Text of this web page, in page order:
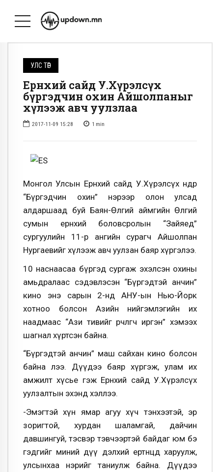
УЛС ТӨР
Ерөнхий сайд У.Хүрэлсүх
бүргэдчин охин Айшолпаныг
хүлээж авч уулзлаа
2017-11-09 15:28 1 min
Монгол Улсын Ерөнхий сайд У.Хүрэлсүх өнөөдөр
“Бүргэдчин охин” нэрээр олон улсад
алдаршаад буй Баян-Өлгий аймгийн Өлгий
сумын ерөнхий боловсролын “Зайяед”
сургуулийн 11-р ангийн сурагч Айшолпан
Нургаевийг хүлээж авч уулзан баяр хүргэлээ.
10 наснаасаа бүргэд сургаж эхэлсэн охины
амьдралаас сэдэвлэсэн “Бүргэдтэй анчин”
кино энэ сарын 2-нд АНУ-ын Нью-Йорк
хотноо болсон Азийн нийгэмлэгийн их
наадмаас “Ази тивийг өөрчлөгч иргэн” хэмээх
шагнал хүртсэн байна.
“Бүргэдтэй анчин” маш сайхан кино болсон
байна лээ. Дүүдээ баяр хүргэж, улам их
амжилт хүсье гэж Ерөнхий сайд У.Хүрэлсүх
уулзалтын эхэнд хэллээ.
-Эмэгтэй хүн ямар агуу хүч тэнхээтэй, эр
зоригтой, хурдан шаламгай, дайчин
давшингуй, тэсвэр тэвчээртэй байдаг юм бэ
гэдгийг миний дүү дэлхий ертөнцөд харуулж,
улсынхаа нэрийг таниулж байна. Дүүдээ